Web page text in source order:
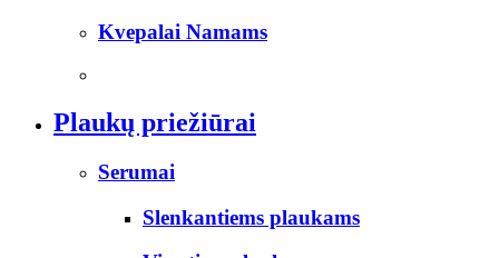
Kvepalai Namams
Plaukų priežiūrai
Serumai
Slenkantiems plaukams